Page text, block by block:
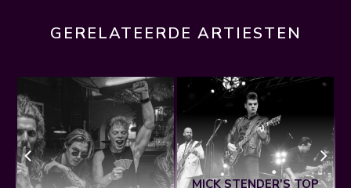
GERELATEERDE ARTIESTEN
MICK STENDER'S TOP